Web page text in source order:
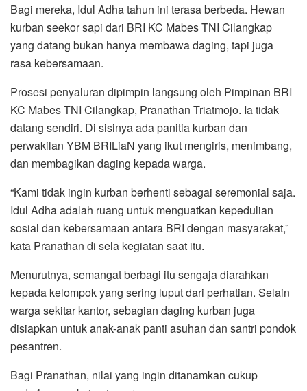
Bagi mereka, Idul Adha tahun ini terasa berbeda. Hewan
kurban seekor sapi dari BRI KC Mabes TNI Cilangkap
yang datang bukan hanya membawa daging, tapi juga
rasa kebersamaan.
Prosesi penyaluran dipimpin langsung oleh Pimpinan BRI
KC Mabes TNI Cilangkap, Pranathan Triatmojo. Ia tidak
datang sendiri. Di sisinya ada panitia kurban dan
perwakilan YBM BRILiaN yang ikut mengiris, menimbang,
dan membagikan daging kepada warga.
“Kami tidak ingin kurban berhenti sebagai seremonial saja.
Idul Adha adalah ruang untuk menguatkan kepedulian
sosial dan kebersamaan antara BRI dengan masyarakat,”
kata Pranathan di sela kegiatan saat itu.
Menurutnya, semangat berbagi itu sengaja diarahkan
kepada kelompok yang sering luput dari perhatian. Selain
warga sekitar kantor, sebagian daging kurban juga
disiapkan untuk anak-anak panti asuhan dan santri pondok
pesantren.
Bagi Pranathan, nilai yang ingin ditanamkan cukup